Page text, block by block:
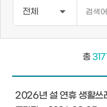
총3171
2026년 설 연휴 생활쓰